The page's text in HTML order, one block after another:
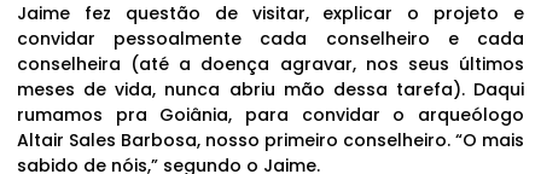
Jaime fez questão de visitar, explicar o projeto e
convidar pessoalmente cada conselheiro e cada
conselheira (até a doença agravar, nos seus últimos
meses de vida, nunca abriu mão dessa tarefa). Daqui
rumamos pra Goiânia, para convidar o arqueólogo
Altair Sales Barbosa, nosso primeiro conselheiro. “O mais
sabido de nóis,” segundo o Jaime.